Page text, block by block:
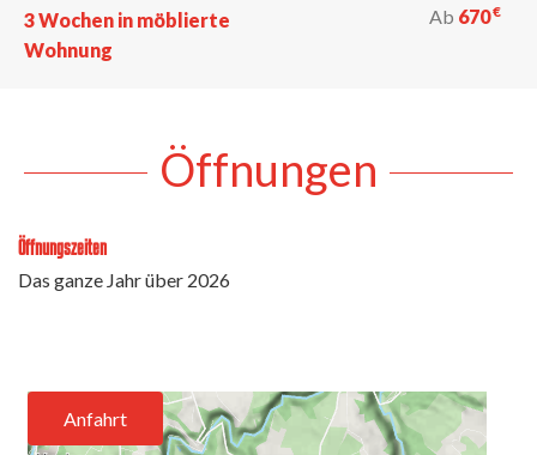
3 Wochen in möblierte
Wohnung
Ab 670€
Öffnungen
Öffnungszeiten
Das ganze Jahr über 2026
Anfahrt